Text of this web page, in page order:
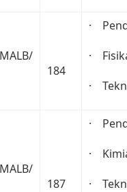
184
·
·
·
187
·
·
·